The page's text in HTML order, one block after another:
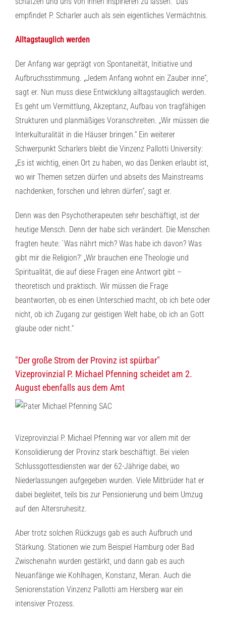
empfindet P. Scharler auch als sein eigentliches Vermächtnis.
Alltagstauglich werden
Der Anfang war geprägt von Spontaneität, Initiative und
Aufbruchsstimmung. „Jedem Anfang wohnt ein Zauber inne“,
sagt er. Nun muss diese Entwicklung alltagstauglich werden.
Es geht um Vermittlung, Akzeptanz, Aufbau von tragfähigen
Strukturen und planmäßiges Voranschreiten. „Wir müssen die
Interkulturalität in die Häuser bringen.“ Ein weiterer
Schwerpunkt Scharlers bleibt die Vinzenz Pallotti University:
„Es ist wichtig, einen Ort zu haben, wo das Denken erlaubt ist,
wo wir Themen setzen dürfen und abseits des Mainstreams
nachdenken, forschen und lehren dürfen“, sagt er.
Denn was den Psychotherapeuten sehr beschäftigt, ist der
heutige Mensch. Denn der habe sich verändert. Die Menschen
fragten heute: `Was nährt mich? Was habe ich davon? Was
gibt mir die Religion?‘ „Wir brauchen eine Theologie und
Spiritualität, die auf diese Fragen eine Antwort gibt –
theoretisch und praktisch. Wir müssen die Frage
beantworten, ob es einen Unterschied macht, ob ich bete oder
nicht, ob ich Zugang zur geistigen Welt habe, ob ich an Gott
glaube oder nicht.“
"Der große Strom der Provinz ist spürbar"
Vizeprovinzial P. Michael Pfenning scheidet am 2.
August ebenfalls aus dem Amt
Vizeprovinzial P. Michael Pfenning war vor allem mit der
Konsolidierung der Provinz stark beschäftigt. Bei vielen
Schlussgottesdiensten war der 62-Jährige dabei, wo
Niederlassungen aufgegeben wurden. Viele Mitbrüder hat er
dabei begleitet, teils bis zur Pensionierung und beim Umzug
auf den Altersruhesitz.
Aber trotz solchen Rückzugs gab es auch Aufbruch und
Stärkung. Stationen wie zum Beispiel Hamburg oder Bad
Zwischenahn wurden gestärkt, und dann gab es auch
Neuanfänge wie Kohlhagen, Konstanz, Meran. Auch die
Seniorenstation Vinzenz Pallotti am Hersberg war ein
intensiver Prozess.